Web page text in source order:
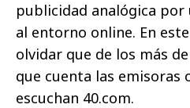
publicidad analógica por
al entorno online. En
olvidar que de los más
que cuenta las emisoras
escuchan 40.com.